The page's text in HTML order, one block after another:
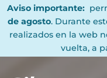
Aviso importante:
de agosto. Durante
realizados en la web
vuelta, a